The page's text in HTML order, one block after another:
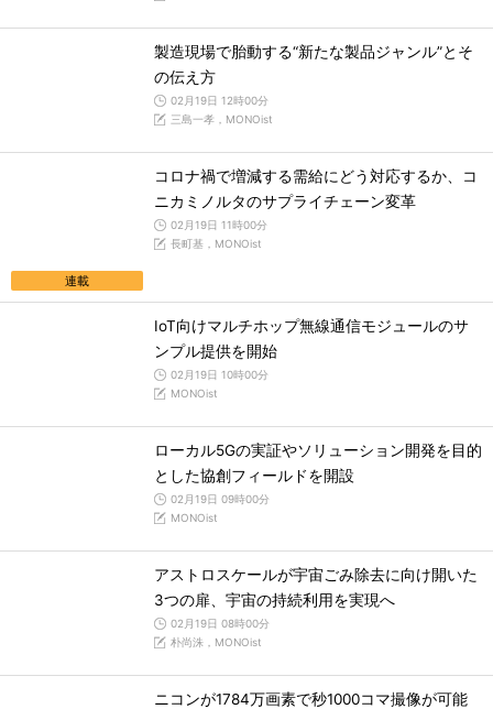
製造現場で胎動する“新たな製品ジャンル”とそ
の伝え方
02月19日 12時00分
三島一孝，MONOist
連載
コロナ禍で増減する需給にどう対応するか、コ
ニカミノルタのサプライチェーン変革
02月19日 11時00分
長町基，MONOist
IoT向けマルチホップ無線通信モジュールのサ
ンプル提供を開始
02月19日 10時00分
MONOist
ローカル5Gの実証やソリューション開発を目的
とした協創フィールドを開設
02月19日 09時00分
MONOist
アストロスケールが宇宙ごみ除去に向け開いた
3つの扉、宇宙の持続利用を実現へ
02月19日 08時00分
朴尚洙，MONOist
ニコンが1784万画素で秒1000コマ撮像が可能